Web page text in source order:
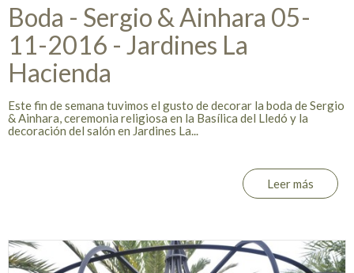
Boda - Sergio & Ainhara 05-
11-2016 - Jardines La
Hacienda
Este fin de semana tuvimos el gusto de decorar la boda de Sergio
& Ainhara, ceremonia religiosa en la Basílica del Lledó y la
decoración del salón en Jardines La...
Leer más